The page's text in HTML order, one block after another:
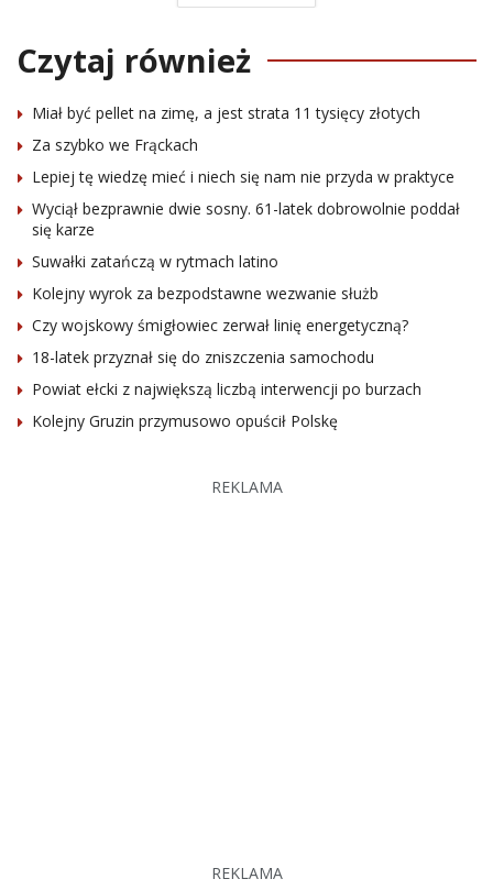
Czytaj również
Miał być pellet na zimę, a jest strata 11 tysięcy złotych
Za szybko we Frąckach
Lepiej tę wiedzę mieć i niech się nam nie przyda w praktyce
Wyciął bezprawnie dwie sosny. 61-latek dobrowolnie poddał
się karze
Suwałki zatańczą w rytmach latino
Kolejny wyrok za bezpodstawne wezwanie służb
Czy wojskowy śmigłowiec zerwał linię energetyczną?
18-latek przyznał się do zniszczenia samochodu
Powiat ełcki z największą liczbą interwencji po burzach
Kolejny Gruzin przymusowo opuścił Polskę
REKLAMA
REKLAMA